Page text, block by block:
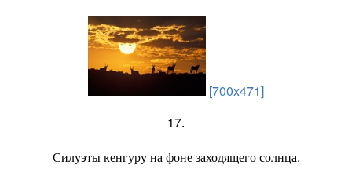
[700x471]
17.
Силуэты кенгуру на фоне заходящего солнца.